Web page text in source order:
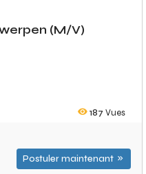
(M/V)
187 Vues
Postuler maintenant